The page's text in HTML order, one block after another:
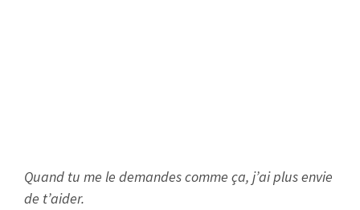
Quand tu me le demandes comme ça, j’ai plus envie
de t’aider.